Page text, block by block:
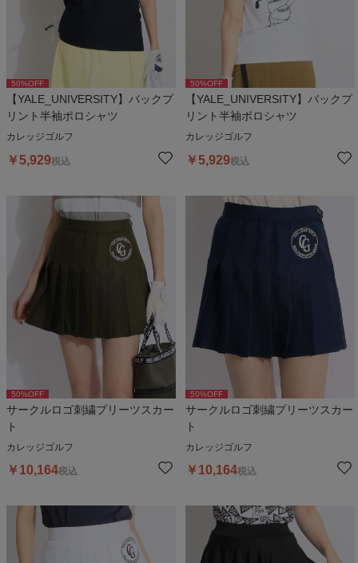
50%OFF
【YALE_UNIVERSITY】バックプ
リント半袖ポロシャツ
カレッジゴルフ
￥5,929税込
50%OFF
【YALE_UNIVERSITY】バックプ
リント半袖ポロシャツ
カレッジゴルフ
￥5,929税込
50%OFF
サークルロゴ刺繍プリーツスカー
ト
カレッジゴルフ
￥ 10,164税込
50%OFF
サークルロゴ刺繍プリーツスカー
ト
カレッジゴルフ
￥ 10,164税込